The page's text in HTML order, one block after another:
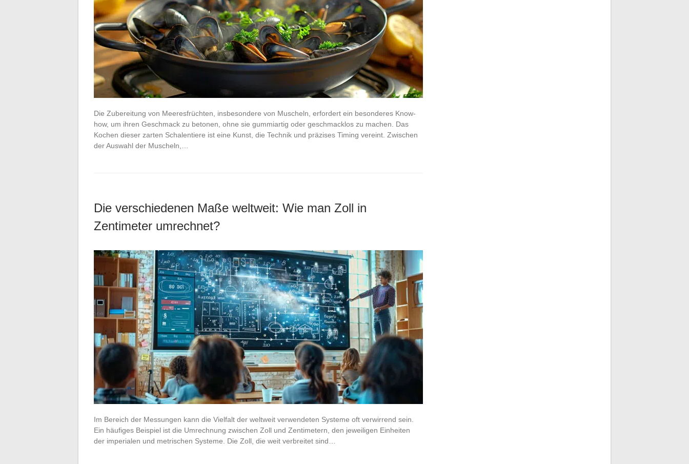
Die Zubereitung von Meeresfrüchten, insbesondere von Muscheln, erfordert ein besonderes Know-
how, um ihren Geschmack zu betonen, ohne sie gummiartig oder geschmacklos zu machen. Das
Kochen dieser zarten Schalentiere ist eine Kunst, die Technik und präzises Timing vereint. Zwischen
der Auswahl der Muscheln,…
Die verschiedenen Maße weltweit: Wie man Zoll in
Zentimeter umrechnet?
Im Bereich der Messungen kann die Vielfalt der weltweit verwendeten Systeme oft verwirrend sein.
Ein häufiges Beispiel ist die Umrechnung zwischen Zoll und Zentimetern, den jeweiligen Einheiten
der imperialen und metrischen Systeme. Die Zoll, die weit verbreitet sind…